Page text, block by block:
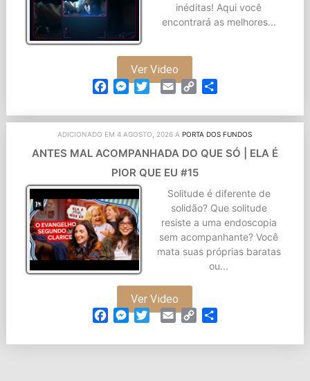
inéditas! Aqui você
encontrará as melhores...
Ver Video
Facebook
Messenger
TwitterEmail Copy
ADICIONADO EM 4 AGOSTO, 2026 APORTA DOS FUNDOS
ANTES MAL ACOMPANHADA DO QUE SÓ | ELA É
PIOR QUE EU #15
Solitude é diferente de
solidão? Que solitude
resiste a uma endoscopia
sem acompanhante? Você
mata suas próprias baratas
ou...
Ver Video
Facebook
Messenger
TwitterEmail Copy